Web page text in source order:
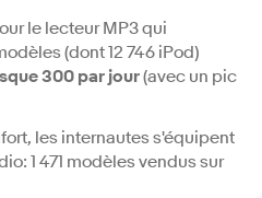
le lecteur MP3 qui
(dont 12 746 iPod)
300 par jour(avec un pic
les internautes s'équipent
1 471 modèles vendus sur